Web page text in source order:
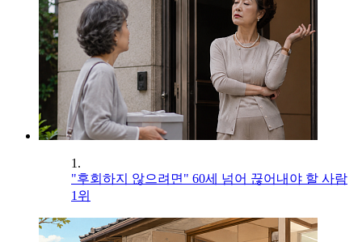
1.
"후회하지 않으려면" 60세 넘어 끊어내야 할 사람
1위